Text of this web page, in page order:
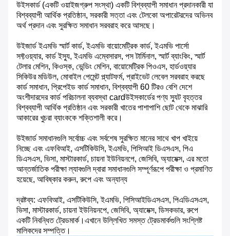
উইসকার্ড (একটি ওয়াইজগ্রুপ সংস্থা) একটি বিশ্বব্যাপী সমাধান প্রদানকারী যা
বিশ্বব্যাপী আর্থিক প্রতিষ্ঠান, সরকারী সত্তা এবং টেলকো অপারেটরদের অভিনব
অর্থ প্রদান এবং সুরক্ষিত সমাধান সরবরাহ করে আসছে।
উইজার্ড ইএমভি স্মার্ট কার্ড, ইএমভি বায়োমেট্রিক কার্ড, ইএমভি পার্সো
সফ্টওয়্যার, কার্ড ইস্যু, ইএমভি এম্বেসারস, পস টার্মিনাল, স্মার্ট ব্যাংকিং, স্মার্ট
টেলার মেশিন, কিওস্ক, ভেন্ডিং মেশিন, বায়োমেট্রিক পিওএস, হার্ডওয়্যার
সিকিউর মডিউল, মোবাইল পেমেন্ট প্ল্যাটফর্ম, প্রাইভেট লেবেল সরবরাহ করছে
কার্ড সমাধান, প্রিপেইড কার্ড সমাধান, বিশ্বব্যাপী 60 টিরও বেশি দেশে
অংশীদারদের কার্ড পরিচালনা ব্যবস্থা cardউইসকার্ডের পণ্য স্যুট বৃহত্তর
বিশ্বব্যাপী আর্থিক প্রতিষ্ঠান এবং সরকারী খাতের পাশাপাশি ছোট থেকে মাঝারি
আকারের খুচরা ব্যাংককে শক্তিশালী করে।
উইজার্ড সমাধানগুলি সর্বোচ্চ এবং সর্বশেষ সুরক্ষিত মানের সাথে খাপ খাইয়ে
নিচ্ছে এবং এফবিআই, এসটিকিউসি, ইএমভি, পিসিআই ডিএসএস, পিএ
ডিএসএস, ভিসা, মাস্টারকার্ড, চায়না ইউনিয়নপে, জেসিবি, অ্যামেক্স, এর মতো
আন্তর্জাতিক পরীক্ষা ল্যাবগুলি দ্বারা সমাধানগুলি সম্পূর্ণরূপে পরীক্ষা ও প্রমাণিত
হয়েছে, আবিষ্কার করুন, রুপে এবং অন্যান্য
দ্রষ্টব্য: এফবিআই, এসটিকিউসি, ইএমভি, পিসিআইডিএসএস, পিএডিএসএস,
ভিসা, মাস্টারকার্ড, চায়না ইউনিয়নপে, জেসিবি, অ্যামেক্স, ডিসকভার, রুপে
একটি নিবন্ধিত ট্রেডমার্ক।এখানে উল্লিখিত সমস্ত ট্রেডমার্কগুলি সংশ্লিষ্ট
মালিকদের সম্পত্তি।